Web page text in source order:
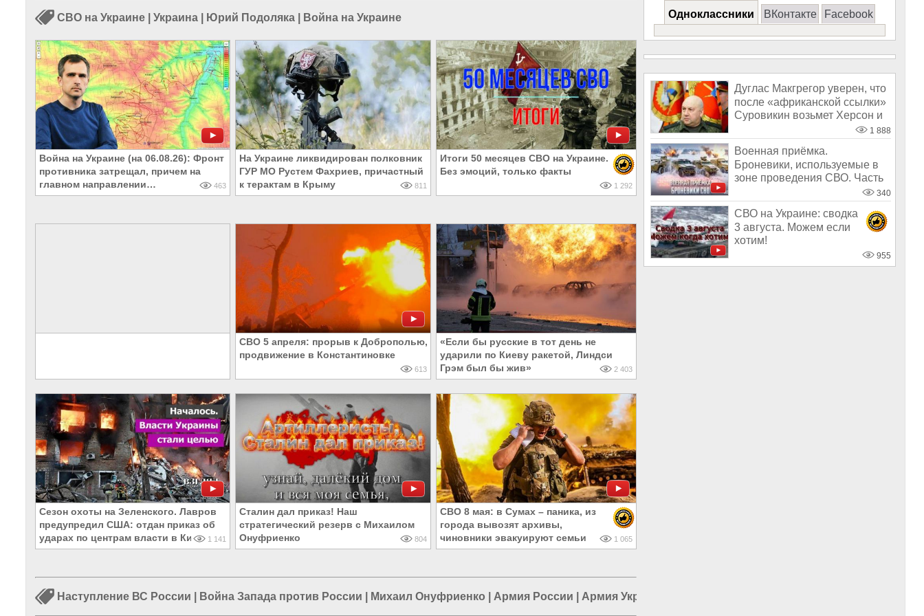
СВО на Украине Украина Юрий Подоляка Война на Украине
Война на Украине (на 06.08.26): Фронт
противника затрещал, причем на
главном направлении…
463
На Украине ликвидирован полковник
ГУР МО Рустем Фахриев, причастный
к терактам в Крыму
811
Итоги 50 месяцев СВО на Украине.
Без эмоций, только факты
1 292
СВО 5 апреля: прорыв к Доброполью,
продвижение в Константиновке
613
«Если бы русские в тот день не
ударили по Киеву ракетой, Линдси
Грэм был бы жив»
2 403
Сезон охоты на Зеленского. Лавров
предупредил США: отдан приказ об
ударах по центрам власти в Киве 1 141
Сталин дал приказ! Наш
стратегический резерв с Михаилом
Онуфриенко
804
СВО 8 мая: в Сумах – паника, из
города вывозят архивы,
чиновники эвакуируют семьи
1 065
Наступление ВС России Война Запада против России Михаил Онуфриенко Армия России Армия Украины
Одноклассники ВКонтакте Facebook
Дуглас Макгрегор уверен, что
после «африканской ссылки»
Суровикин возьмет Херсон и
1 888
Военная приёмка.
Броневики, используемые в
зоне проведения СВО. Часть
340
СВО на Украине: сводка
3 августа. Можем если
хотим!
955